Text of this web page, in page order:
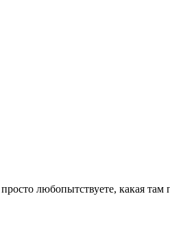
любопытствуете, какая